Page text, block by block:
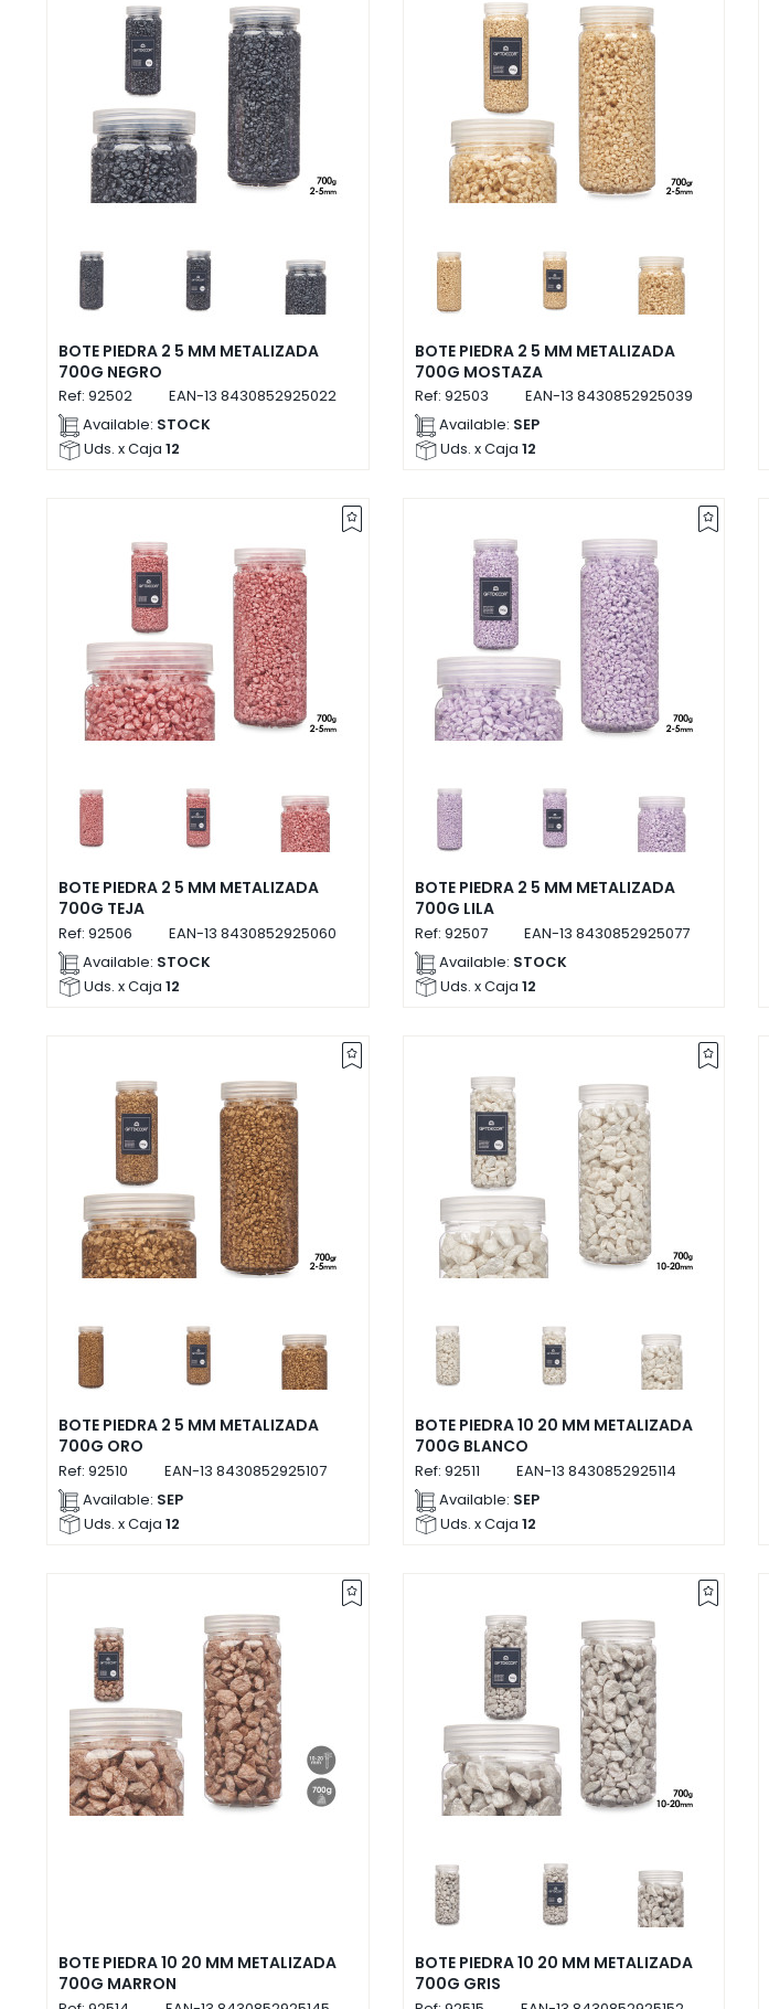
BOTE PIEDRA 2 5 MM METALIZADA
700G NEGRO
Ref: 92502 EAN-13 8430852925022
Available: STOCK
Uds. x Caja 12
BOTE PIEDRA 2 5 MM METALIZADA
700G MOSTAZA
Ref: 92503 EAN-13 8430852925039
Available: SEP
Uds. x Caja 12
BOTE PIEDRA 2 5 MM METALIZADA
700G TEJA
Ref: 92506 EAN-13 8430852925060
Available: STOCK
Uds. x Caja 12
BOTE PIEDRA 2 5 MM METALIZADA
700G LILA
Ref: 92507 EAN-13 8430852925077
Available: STOCK
Uds. x Caja 12
BOTE PIEDRA 2 5 MM METALIZADA
700G ORO
Ref: 92510 EAN-13 8430852925107
Available: SEP
Uds. x Caja 12
BOTE PIEDRA 10 20 MM METALIZADA
700G BLANCO
Ref: 92511 EAN-13 8430852925114
Available: SEP
Uds. x Caja 12
BOTE PIEDRA 10 20 MM METALIZADA
700G MARRON
BOTE PIEDRA 10 20 MM METALIZADA
700G GRIS